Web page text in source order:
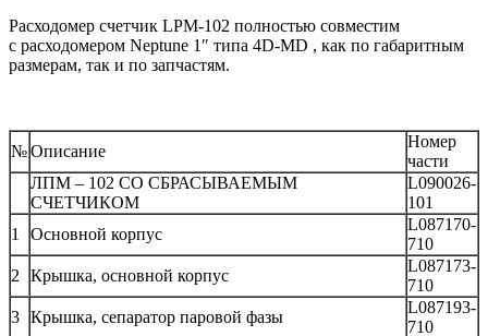
Расходомер счетчик LPM-102 полностью совместим
с расходомером Neptune 1″ типа 4D-MD , как по габаритным
размерам, так и по запчастям.
№Описание
Номер
части
ЛПМ – 102 СО СБРАСЫВАЕМЫМ
СЧЕТЧИКОМ
L090026-
101
1
Основной корпус
L087170-
710
2
Крышка, основной корпус
L087173-
710
3 Крышка, сепаратор паровой фазы
L087193-
710